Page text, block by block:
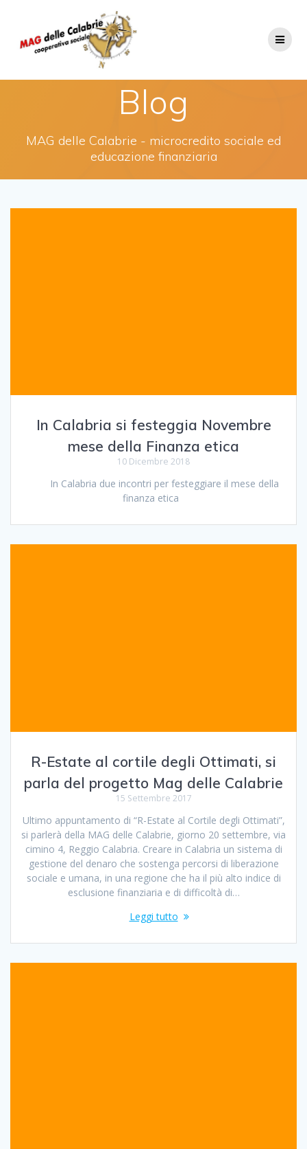
Blog
MAG delle Calabrie - microcredito sociale ed
educazione finanziaria
In Calabria si festeggia Novembre
mese della Finanza etica
10 Dicembre 2018
In Calabria due incontri per festeggiare il mese della
finanza etica
R-Estate al cortile degli Ottimati, si
parla del progetto Mag delle Calabrie
15 Settembre 2017
Ultimo appuntamento di “R-Estate al Cortile degli Ottimati”,
si parlerà della MAG delle Calabrie, giorno 20 settembre, via
cimino 4, Reggio Calabria. Creare in Calabria un sistema di
gestione del denaro che sostenga percorsi di liberazione
sociale e umana, in una regione che ha il più alto indice di
esclusione finanziaria e di difficoltà di…
Leggi tutto